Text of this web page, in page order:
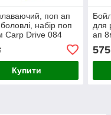
поп ап
набір поп
Carp Drive 084
Купити
для
ап
575